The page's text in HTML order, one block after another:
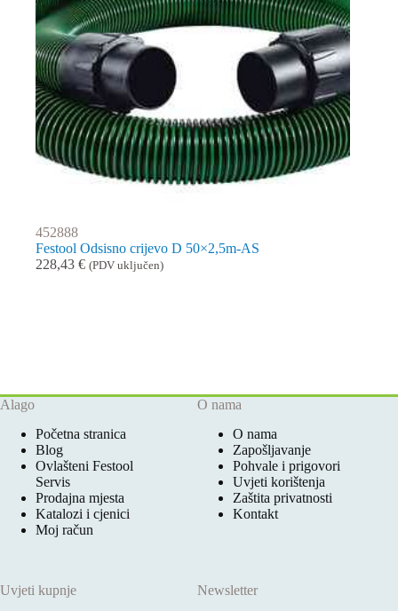
452888
Festool Odsisno crijevo D 50×2,5m-AS
228,43 € (PDV uključen)
Alago
Početna stranica
Blog
Ovlašteni Festool
Servis
Prodajna mjesta
Katalozi i cjenici
Moj račun
O nama
O nama
Zapošljavanje
Pohvale i prigovori
Uvjeti korištenja
Zaštita privatnosti
Kontakt
Uvjeti kupnje
Newsletter